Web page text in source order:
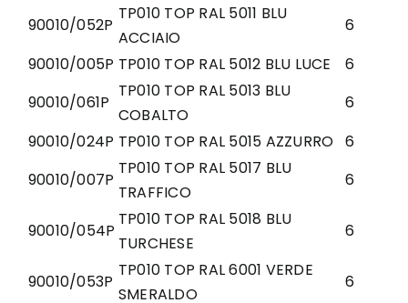
90010/052P
TP010 TOP RAL 5011 BLU
ACCIAIO
6
90010/005P TP010 TOP RAL 5012 BLU LUCE
6
90010/061P
TP010 TOP RAL 5013 BLU
COBALTO
6
90010/024P TP010 TOP RAL 5015 AZZURRO 6
90010/007P
TP010 TOP RAL 5017 BLU
TRAFFICO
6
90010/054P
TP010 TOP RAL 5018 BLU
TURCHESE
6
90010/053P
TP010 TOP RAL 6001 VERDE
SMERALDO
6